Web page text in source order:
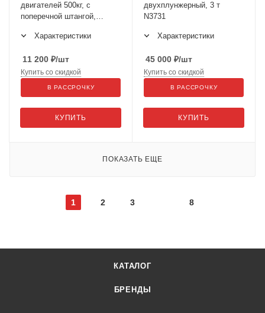
двигателей 500кг, с
поперечной штангой,
Характеристики
11 200 ₽/шт
КУПИТЬ
Купить со скидкой
В РАССРОЧКУ
двухплунжерный, 3 т
N3731
Характеристики
45 000 ₽/шт
КУПИТЬ
Купить со скидкой
В РАССРОЧКУ
ПОКАЗАТЬ ЕЩЕ
1 2 3 8
КАТАЛОГ
БРЕНДЫ